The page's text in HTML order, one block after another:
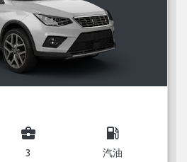
business_center
3
local_gas_station
汽油